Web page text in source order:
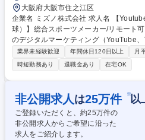
大阪府大阪市住之江区
企業名 ミズノ株式会社 求人名 【Youtubeマーケティング（カテゴリ：野
球）】総合スポーツメーカー/リモート可 仕事の内容 ミズノベースボール
のデジタルマーケティング（YouTube
いただきます。DTC成長を目的とした
効果的なマーケティング施策を提案します。 【具体的には】自社
eチャンネル（MIZUNO BASEBALL JP
上を計画する企画立案、出演、撮影、
はアウトソーシングも可）未開設の
活用した投稿の効果測定、次回施策へ
の業務も従事いただきます。・デジタ
ンニングと分析 ・チームとの連携 募集職種 【Youtubeマーケティング
（カテゴリ：野球）】総合スポーツメー
業界未経験歓迎 年間休日120日以上
月
時短勤務あり
退職金あり 在宅OK
非公開求人 は25万件 ※以
ご登録いただくと、約25万件の
非公開求人からご希望に沿った
求人をご紹介します。